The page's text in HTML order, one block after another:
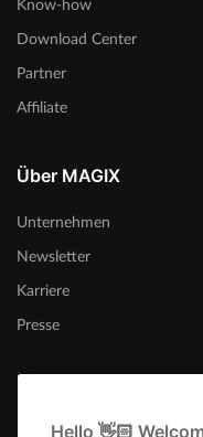
Know-how
Download Center
Partner
Affiliate
Über MAGIX
Unternehmen
Newsletter
Karriere
Presse
Hello 👋🏻